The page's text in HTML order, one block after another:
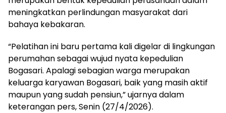
meningkatkan perlindungan masyarakat dari
bahaya kebakaran.
“Pelatihan ini baru pertama kali digelar di lingkungan
perumahan sebagai wujud nyata kepedulian
Bogasari. Apalagi sebagian warga merupakan
keluarga karyawan Bogasari, baik yang masih aktif
maupun yang sudah pensiun,” ujarnya dalam
keterangan pers, Senin (27/4/2026).